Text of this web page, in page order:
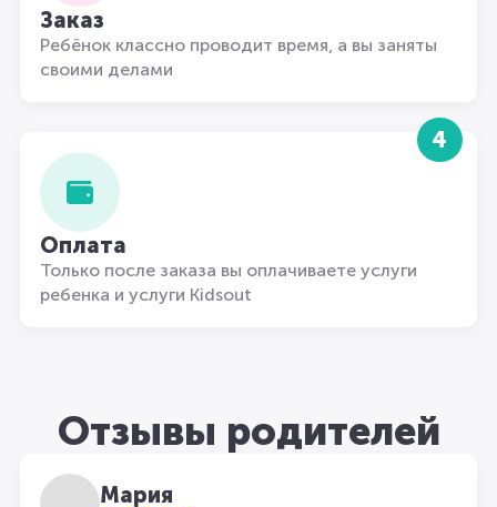
Заказ
Ребёнок классно проводит время, а вы заняты
своими делами
4
Оплата
Только после заказа вы оплачиваете услуги
ребенка и услуги Kidsout
Отзывы родителей
Мария